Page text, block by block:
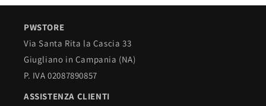
PWSTORE
Via Santa Rita la Cascia 33
Giugliano in Campania (NA)
P. IVA 02087890857
ASSISTENZA CLIENTI